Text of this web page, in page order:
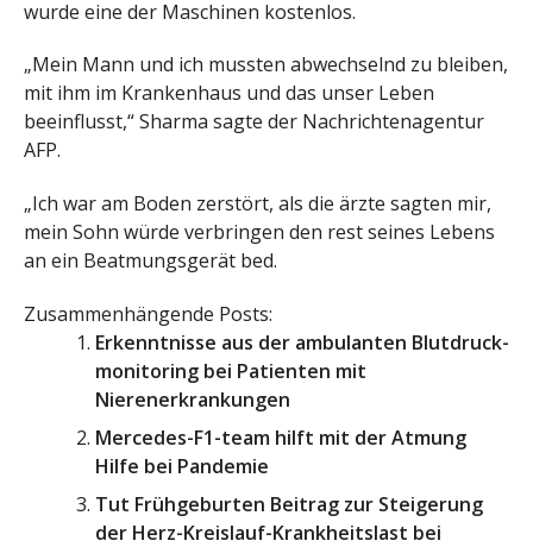
wurde eine der Maschinen kostenlos.
„Mein Mann und ich mussten abwechselnd zu bleiben,
mit ihm im Krankenhaus und das unser Leben
beeinflusst,“ Sharma sagte der Nachrichtenagentur
AFP.
„Ich war am Boden zerstört, als die ärzte sagten mir,
mein Sohn würde verbringen den rest seines Lebens
an ein Beatmungsgerät bed.
Zusammenhängende Posts:
Erkenntnisse aus der ambulanten Blutdruck-
monitoring bei Patienten mit
Nierenerkrankungen
Mercedes-F1-team hilft mit der Atmung
Hilfe bei Pandemie
Tut Frühgeburten Beitrag zur Steigerung
der Herz-Kreislauf-Krankheitslast bei